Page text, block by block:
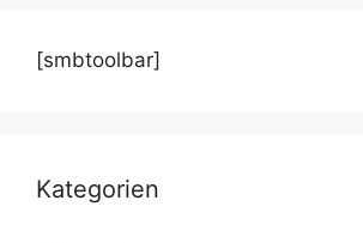
[smbtoolbar]
Kategorien